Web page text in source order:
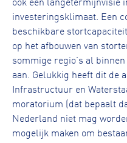
investeringsklimaat. Een
beschikbare
op het afbouwen van
sommige regio’s al
aan. Gelukkig heeft dit de
Infrastructuur en
moratorium (dat bepaalt
Nederland niet mag
mogelijk maken om